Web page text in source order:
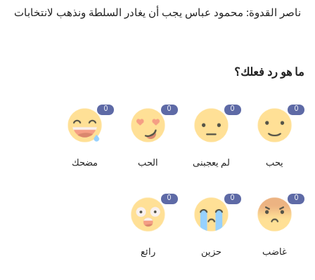
ناصر القدوة: محمود عباس يجب أن يغادر السلطة ونذهب لانتخابات
ما هو رد فعلك؟
0
يحب
0
لم يعجبنى
0
الحب
0
مضحك
0
غاضب
0
حزين
0
رائع